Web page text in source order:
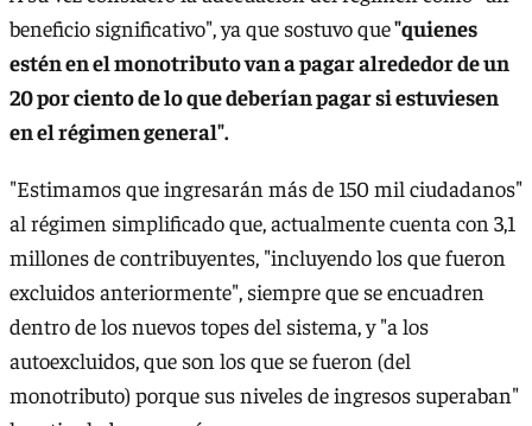
beneficio significativo", ya que sostuvo que"quienes
estén en el monotributo van a pagar alrededor de un
20 por ciento de lo que deberían pagar si estuviesen
en el régimen general".
"Estimamos que ingresarán más de 150 mil ciudadanos"
al régimen simplificado que, actualmente cuenta con 3,1
millones de contribuyentes, "incluyendo los que fueron
excluidos anteriormente", siempre que se encuadren
dentro de los nuevos topes del sistema, y "a los
autoexcluidos, que son los que se fueron (del
monotributo) porque sus niveles de ingresos superaban"